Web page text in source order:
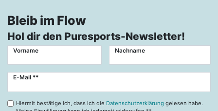
Bleib im Flow
Hol dir den Puresports-Newsletter!
Vorname Nachname
E-Mail **
Newsletter
Hiermit bestätige ich, dass ich die Datenschutzerklärung gelesen habe.